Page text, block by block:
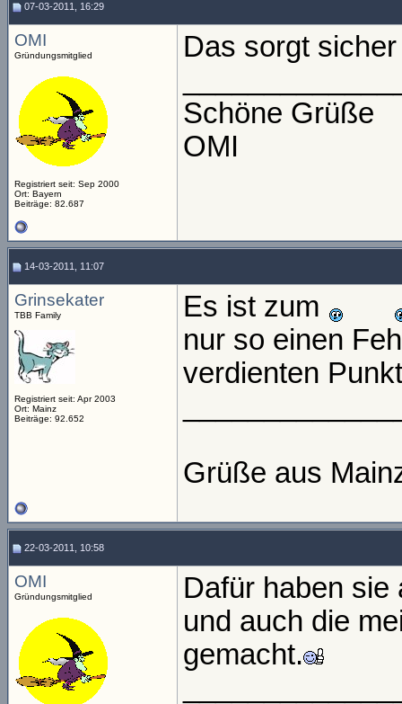
07-03-2011, 16:29
OMI
Gründungsmitglied
Registriert seit: Sep 2000
Ort: Bayern
Beiträge: 82.687
Das sorgt
Schöne Grüße
OMI
14-03-2011, 11:07
Grinsekater
TBB Family
Registriert seit: Apr 2003
Ort: Mainz
Beiträge: 92.652
Es ist zum
nur so einen
verdienten
Grüße aus
22-03-2011, 10:58
OMI
Gründungsmitglied
Dafür haben sie
und auch die
gemacht.